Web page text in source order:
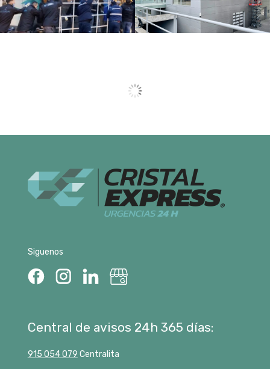
Siguenos
Central de avisos 24h 365 días:
915 054 079 Centralita